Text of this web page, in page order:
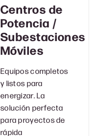
Centros de
Potencia /
Subestaciones
Móviles
Equipos completos
y listos para
energizar. La
solución perfecta
para proyectos de
rápida